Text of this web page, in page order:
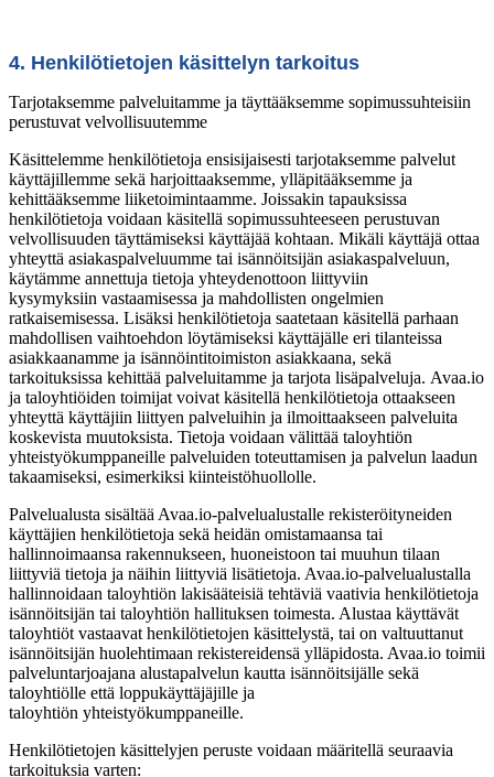
4. Henkilötietojen käsittelyn tarkoitus
Tarjotaksemme palveluitamme ja täyttääksemme sopimussuhteisiin
perustuvat velvollisuutemme
Käsittelemme henkilötietoja ensisijaisesti tarjotaksemme palvelut
käyttäjillemme sekä harjoittaaksemme, ylläpitääksemme ja
kehittääksemme liiketoimintaamme. Joissakin tapauksissa
henkilötietoja voidaan käsitellä sopimussuhteeseen perustuvan
velvollisuuden täyttämiseksi käyttäjää kohtaan. Mikäli käyttäjä ottaa
yhteyttä asiakaspalveluumme tai isännöitsijän asiakaspalveluun,
käytämme annettuja tietoja yhteydenottoon liittyviin
kysymyksiin vastaamisessa ja mahdollisten ongelmien
ratkaisemisessa. Lisäksi henkilötietoja saatetaan käsitellä parhaan
mahdollisen vaihtoehdon löytämiseksi käyttäjälle eri tilanteissa
asiakkaanamme ja isännöintitoimiston asiakkaana, sekä
tarkoituksissa kehittää palveluitamme ja tarjota lisäpalveluja. Avaa.io
ja taloyhtiöiden toimijat voivat käsitellä henkilötietoja ottaakseen
yhteyttä käyttäjiin liittyen palveluihin ja ilmoittaakseen palveluita
koskevista muutoksista. Tietoja voidaan välittää taloyhtiön
yhteistyökumppaneille palveluiden toteuttamisen ja palvelun laadun
takaamiseksi, esimerkiksi kiinteistöhuollolle.
Palvelualusta sisältää Avaa.io-palvelualustalle rekisteröityneiden
käyttäjien henkilötietoja sekä heidän omistamaansa tai
hallinnoimaansa rakennukseen, huoneistoon tai muuhun tilaan
liittyviä tietoja ja näihin liittyviä lisätietoja. Avaa.io-palvelualustalla
hallinnoidaan taloyhtiön lakisääteisiä tehtäviä vaativia henkilötietoja
isännöitsijän tai taloyhtiön hallituksen toimesta. Alustaa käyttävät
taloyhtiöt vastaavat henkilötietojen käsittelystä, tai on valtuuttanut
isännöitsijän huolehtimaan rekistereidensä ylläpidosta. Avaa.io toimii
palveluntarjoajana alustapalvelun kautta isännöitsijälle sekä
taloyhtiölle että loppukäyttäjäjille ja
taloyhtiön yhteistyökumppaneille.
Henkilötietojen käsittelyjen peruste voidaan määritellä seuraavia
tarkoituksia varten: